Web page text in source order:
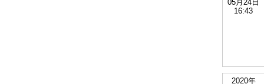
05月24日
16:43
2020年